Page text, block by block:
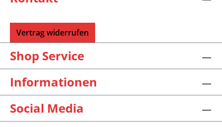
Vertrag widerrufen
Shop Service
Informationen
Social Media